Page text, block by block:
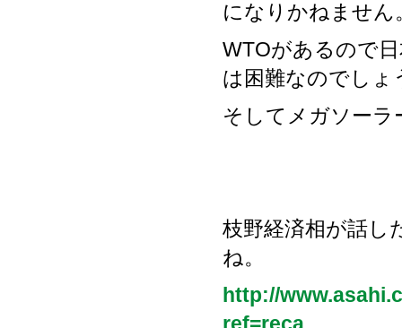
になりかねません
WTOがあるので
は困難なのでしょ
そしてメガソーラ
枝野経済相が話し
ね。
http://